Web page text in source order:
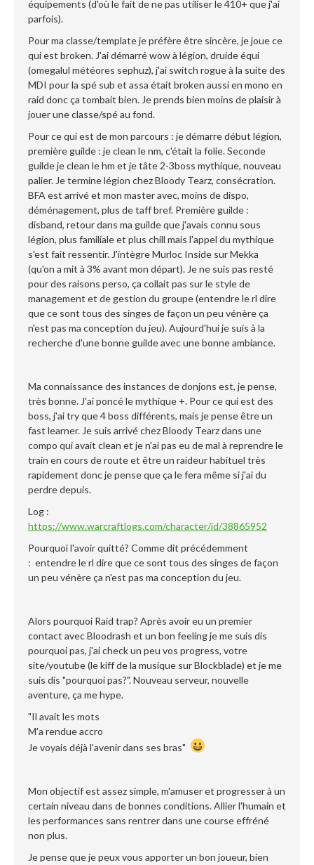
équipements (d'où le fait de ne pas utiliser le 410+ que j'ai
parfois).
Pour ma classe/template je préfère être sincère, je joue ce
qui est broken. J'ai démarré wow à légion, druide équi
(omegalul météores sephuz), j'ai switch rogue à la suite des
MDI pour la spé sub et assa était broken aussi en mono en
raid donc ça tombait bien. Je prends bien moins de plaisir à
jouer une classe/spé au fond.
Pour ce qui est de mon parcours : je démarre début légion,
première guilde : je clean le nm, c'était la folie. Seconde
guilde je clean le hm et je tâte 2-3boss mythique, nouveau
palier. Je termine légion chez Bloody Tearz, consécration.
BFA est arrivé et mon master avec, moins de dispo,
déménagement, plus de taff bref. Première guilde :
disband, retour dans ma guilde que j'avais connu sous
légion, plus familiale et plus chill mais l'appel du mythique
s'est fait ressentir. J'intègre Murloc Inside sur Mekka
(qu'on a mit à 3% avant mon départ). Je ne suis pas resté
pour des raisons perso, ça collait pas sur le style de
management et de gestion du groupe (entendre le rl dire
que ce sont tous des singes de façon un peu vénère ça
n'est pas ma conception du jeu). Aujourd'hui je suis à la
recherche d'une bonne guilde avec une bonne ambiance.
Ma connaissance des instances de donjons est, je pense,
très bonne. J'ai poncé le mythique +. Pour ce qui est des
boss, j'ai try que 4 boss différents, mais je pense être un
fast learner. Je suis arrivé chez Bloody Tearz dans une
compo qui avait clean et je n'ai pas eu de mal à reprendre le
train en cours de route et être un raideur habituel très
rapidement donc je pense que ça le fera même si j'ai du
perdre depuis.
Log :
https://www.warcraftlogs.com/character/id/38865952
Pourquoi l'avoir quitté? Comme dit précédemment
: entendre le rl dire que ce sont tous des singes de façon
un peu vénère ça n'est pas ma conception du jeu.
Alors pourquoi Raid trap? Après avoir eu un premier
contact avec Bloodrash et un bon feeling je me suis dis
pourquoi pas, j'ai check un peu vos progress, votre
site/youtube (le kiff de la musique sur Blockblade) et je me
suis dis "pourquoi pas?". Nouveau serveur, nouvelle
aventure, ça me hype.
"Il avait les mots
M'a rendue accro
Je voyais déjà l'avenir dans ses bras"
Mon objectif est assez simple, m'amuser et progresser à un
certain niveau dans de bonnes conditions. Allier l'humain et
les performances sans rentrer dans une course effréné
non plus.
Je pense que je peux vous apporter un bon joueur, bien